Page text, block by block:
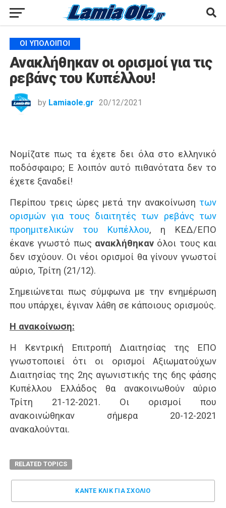
ΟΙ ΥΠΌΛΟΙΠΟΙ
Ανακλήθηκαν οι ορισμοί για τις
ρεβάνς του Κυπέλλου!
by Lamiaole.gr 20/12/2021
Νομίζατε πως τα έχετε δει όλα στο ελληνικό
ποδόσφαιρο; Ε λοιπόν αυτό πιθανότατα δεν το
έχετε ξαναδεί!
Περίπου τρεις ώρες μετά την ανακοίνωσητων
ορισμών για τους διαιτητές των ρεβάνς των
προημιτελικών του Κυπέλλου, η ΚΕΔ/ΕΠΟ
έκανε γνωστό πως ανακλήθηκανόλοι τους και
δεν ισχύουν. Οι νέοι ορισμοί θα γίνουν γνωστοί
αύριο, Τρίτη (21/12).
Σημειώνεται πως σύμφωνα με την ενημέρωση
που υπάρχει, έγιναν λάθη σε κάποιους ορισμούς.
Η ανακοίνωση:
H Κεντρική Επιτροπή Διαιτησίας της ΕΠΟ
γνωστοποιεί ότι οι ορισμοί Αξιωματούχων
Διαιτησίας της 2ης αγωνιστικής της 6ης φάσης
Κυπέλλου Ελλάδος θα ανακοινωθούν αύριο
Τρίτη 21-12-2021. Οι ορισμοί που
ανακοινώθηκαν σήμερα 20-12-2021
ανακαλούνται.
RELATED TOPICS
ΚΑΝΤΕ ΚΛΊΚ ΓΙΑ ΣΧΌΛΙΟ